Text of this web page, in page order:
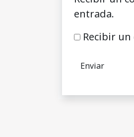
entrada.
Recibir